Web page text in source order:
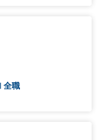
全職